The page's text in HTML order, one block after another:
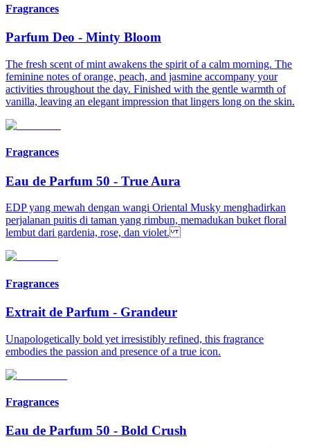
Fragrances
Parfum Deo - Minty Bloom​
The fresh scent of mint awakens the spirit of a calm morning. The
feminine notes of orange, peach, and jasmine accompany your
activities throughout the day. Finished with the gentle warmth of
vanilla, leaving an elegant impression that lingers long on the skin.​
Fragrances
Eau de Parfum 50 - True Aura
EDP yang mewah dengan wangi Oriental Musky menghadirkan
perjalanan puitis di taman yang rimbun, memadukan buket floral
lembut dari gardenia, rose, dan violet.
Fragrances
Extrait de Parfum - Grandeur
Unapologetically bold yet irresistibly refined, this fragrance
embodies the passion and presence of a true icon.
Fragrances
Eau de Parfum 50 - Bold Crush